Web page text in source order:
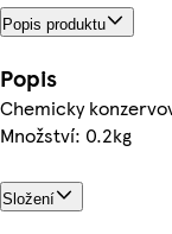
Popis produktu
Popis
Chemicky
Množství: 0.2kg
Složení